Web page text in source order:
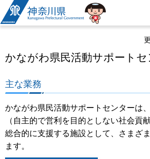
神奈川県
かながわ県民活動サポートセ
主な業務
かながわ県民活動サポートセンターは
（自主的で営利を目的としない社会貢
総合的に支援する施設として、さまざ
ます。